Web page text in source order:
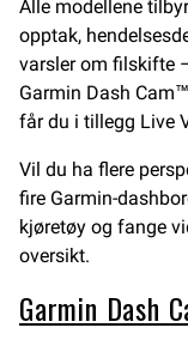
Alle modellene
opptak,
varsler om filskifte
Garmin Dash
får du i tillegg Live
Vil du ha flere
fire Garmin-
kjøretøy og fange
oversikt.
Garmin Dash